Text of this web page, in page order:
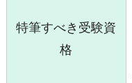
特筆すべき受験資
格